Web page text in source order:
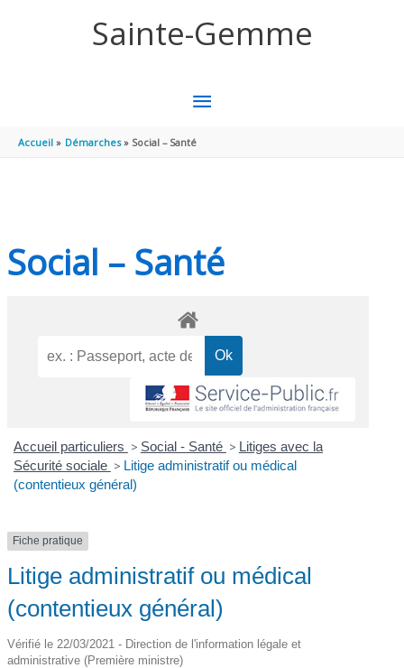
Sainte-Gemme
MENU
PRINCIPAL
Accueil Démarches Social – Santé
Social – Santé
Accueil particuliers > Social - Santé > Litiges avec la
Sécurité sociale > Litige administratif ou médical
(contentieux général)
Fiche pratique
Litige administratif ou médical
(contentieux général)
Vérifié le 22/03/2021 - Direction de l'information légale et
administrative (Première ministre)